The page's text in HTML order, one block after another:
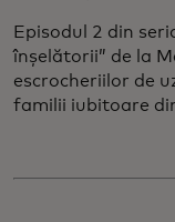
Episodul 2 din
înșelătorii” de la
escrocheriilor de
familii iubitoare